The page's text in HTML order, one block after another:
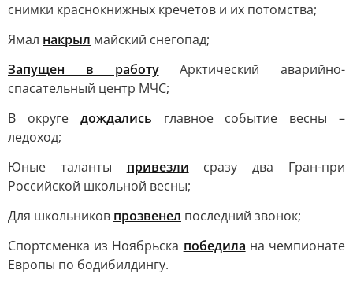
снимки краснокнижных кречетов и их потомства;
Ямал накрыл майский снегопад;
Запущен в работуАрктический аварийно-
спасательный центр МЧС;
В округе дождались главное событие весны –
ледоход;
Юные таланты привезли сразу два Гран-при
Российской школьной весны;
Для школьников прозвенел последний звонок;
Спортсменка из Ноябрьска победила на чемпионате
Европы по бодибилдингу.